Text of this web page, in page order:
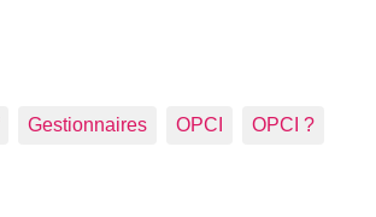
Gestionnaires OPCI OPCI ?